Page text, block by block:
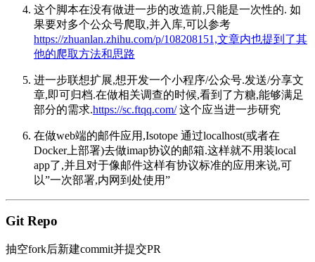
这个脚本在没有做进一步的改造前,只能是一次性的. 如
果要对多个公众号爬取,并入库,可以参考
https://zhuanlan.zhihu.com/p/108208151,文章内也提到了其
他的爬取方法和思路
进一步联想扩展,想开发一个小程序/公众号.发送/分享文
章,即可归档.在做相关调查的时候,看到了方糖,能够满足
部分的需求.https://sc.ftqq.com/这个应当进一步研究
在做web端的邮件应用,Isotope 通过localhost(或者在
Docker上部署)去做imap协议的邮箱.这样就不用装local
app了,并且对于像邮件这样有协议标准的应用来说,可
以”一次部署,内网到处使用”
Git Repo
抽空fork后新建commit并提交PR